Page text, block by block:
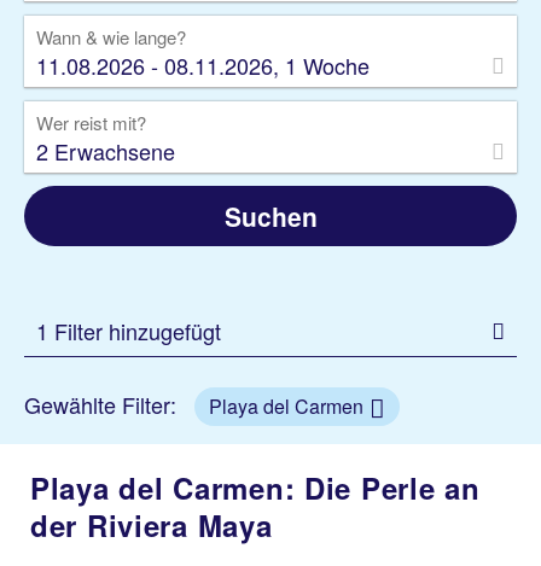
Wann & wie lange?
11.08.2026 - 08.11.2026, 1 Woche
Wer reist mit?
2 Erwachsene
Suchen
1 Filter hinzugefügt
Gewählte Filter: Playa del Carmen
Playa del Carmen: Die Perle an
der Riviera Maya